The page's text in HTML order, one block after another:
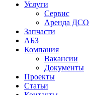
Услуги
Сервис
Аренда ДСО
Запчасти
АБЗ
Компания
Вакансии
Документы
Проекты
Статьи